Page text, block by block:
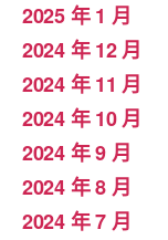
2025 年 1 月
2024 年 12 月
2024 年 11 月
2024 年 10 月
2024 年 9 月
2024 年 8 月
2024 年 7 月